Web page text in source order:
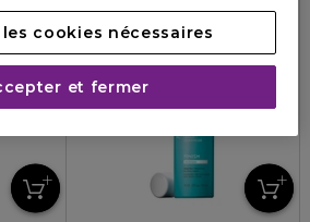
cookies nécessaires
et fermer